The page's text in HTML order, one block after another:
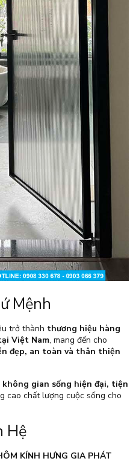
Mệnh
trở thành thương hiệu hàng
Việt Nam, mang đến cho
đẹp, an toàn và thân thiện
gian sống hiện đại, tiện
cao chất lượng cuộc sống cho
Hệ
KÍNH HƯNG GIA PHÁT